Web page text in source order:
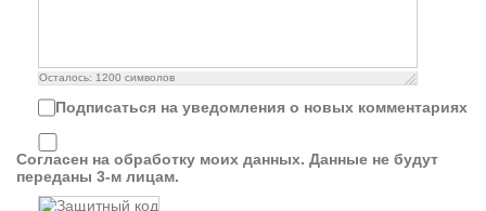
Осталось: 1200 символов
Подписаться на уведомления о новых комментариях
Согласен на обработку моих данных. Данные не будут
переданы 3-м лицам.